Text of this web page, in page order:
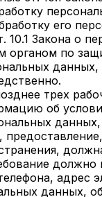
его
10.1 Закона о
органом по
трех
об
адрес
данных,